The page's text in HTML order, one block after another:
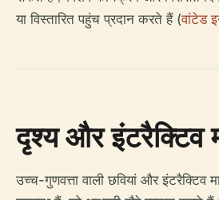
या विस्तारित पहुंच प्रदान करते हैं (वांटेड
दृश्य और इंटरैक्टिव
उच्च-गुणवत्ता वाली छवियां और इंटरैक्टिव